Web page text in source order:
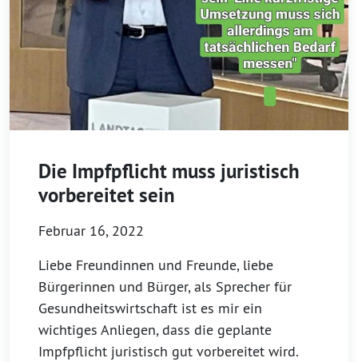
Die Impfpflicht muss juristisch
vorbereitet sein
Februar 16, 2022
Liebe Freundinnen und Freunde, liebe
Bürgerinnen und Bürger, als Sprecher für
Gesundheitswirtschaft ist es mir ein
wichtiges Anliegen, dass die geplante
Impfpflicht juristisch gut vorbereitet wird.